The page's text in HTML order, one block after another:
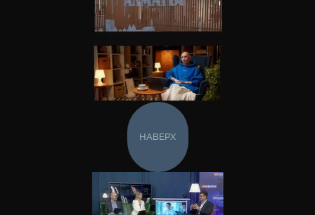
НАВЕРХ